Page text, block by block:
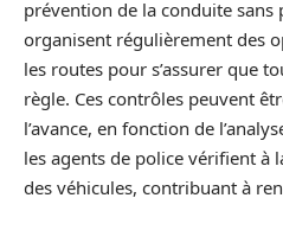
prévention de la conduite sans
organisent régulièrement des
les routes pour s’assurer que
règle. Ces contrôles peuvent
l’avance, en fonction de
les agents de police vérifient à
des véhicules, contribuant à